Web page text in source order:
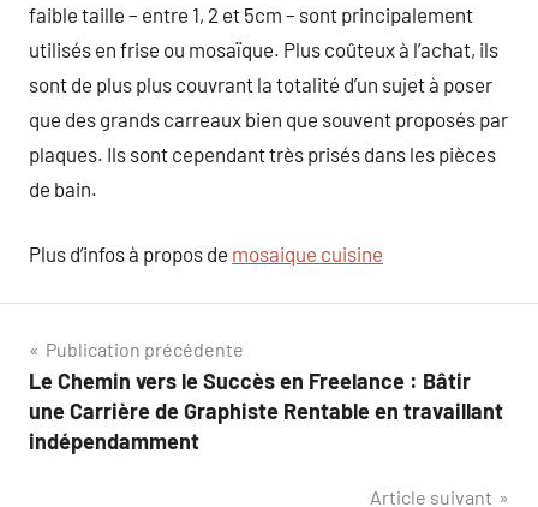
faible taille – entre 1, 2 et 5cm – sont principalement
utilisés en frise ou mosaïque. Plus coûteux à l’achat, ils
sont de plus plus couvrant la totalité d’un sujet à poser
que des grands carreaux bien que souvent proposés par
plaques. Ils sont cependant très prisés dans les pièces
de bain.
Plus d’infos à propos de mosaique cuisine
Navigation
de
l’article
Publication précédente
Le Chemin vers le Succès en Freelance : Bâtir
une Carrière de Graphiste Rentable en travaillant
indépendamment
Article suivant